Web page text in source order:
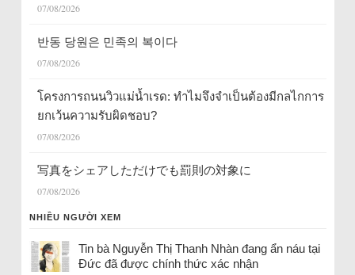
07/08/2026
반동 당원은 민족의 복이다
07/08/2026
โครงการถนนวิวแม่น้ำเรด: ทำไมจึงจำเป็นต้องมีกลไกการ
ยกเว้นความรับผิดชอบ?
07/08/2026
写真をシェアしただけでも罰則の対象に
07/08/2026
NHIỀU NGƯỜI XEM
Tin bà Nguyễn Thị Thanh Nhàn đang ẩn náu tại
Đức đã được chính thức xác nhận